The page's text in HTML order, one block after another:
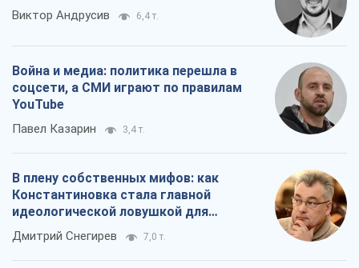
Виктор Андрусив 6,4 т.
Война и медиа: политика перешла в
соцсети, а СМИ играют по правилам
YouTube
Павел Казарин 3,4 т.
В плену собственных мифов: как
Константиновка стала главной
идеологической ловушкой для
российских оккупантов
Дмитрий Снегирев 7,0 т.